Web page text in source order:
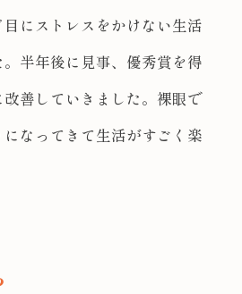
にストレスをかけない生活
半年後に見事、優秀賞を得
善していきました。裸眼で
なってきて生活がすごく楽